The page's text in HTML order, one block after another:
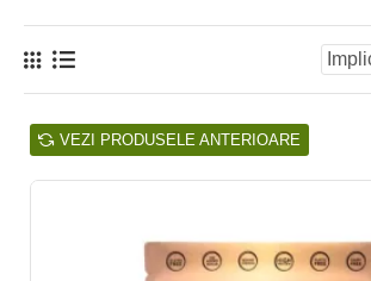
VEZI PRODUSELE ANTERIOARE